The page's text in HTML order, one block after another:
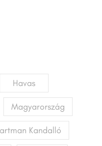
Havas
Magyarország
Kandalló